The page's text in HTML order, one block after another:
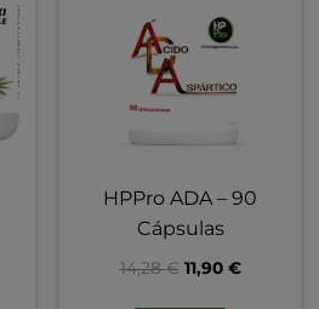
HPPro ADA – 90
Cápsulas
14,28€ 11,90 €